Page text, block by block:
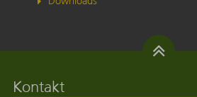
Kontakt